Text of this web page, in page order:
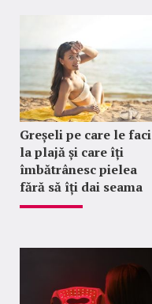
Greșeli pe care le faci
la plajă și care îți
îmbătrânesc pielea
fără să îți dai seama